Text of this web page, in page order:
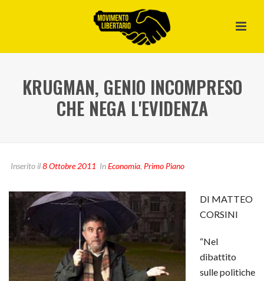
KRUGMAN, GENIO INCOMPRESO
CHE NEGA L'EVIDENZA
Inserito il8 Ottobre 2011 InEconomia, Primo Piano
DI MATTEO
CORSINI
“Nel
dibattito
sulle politiche